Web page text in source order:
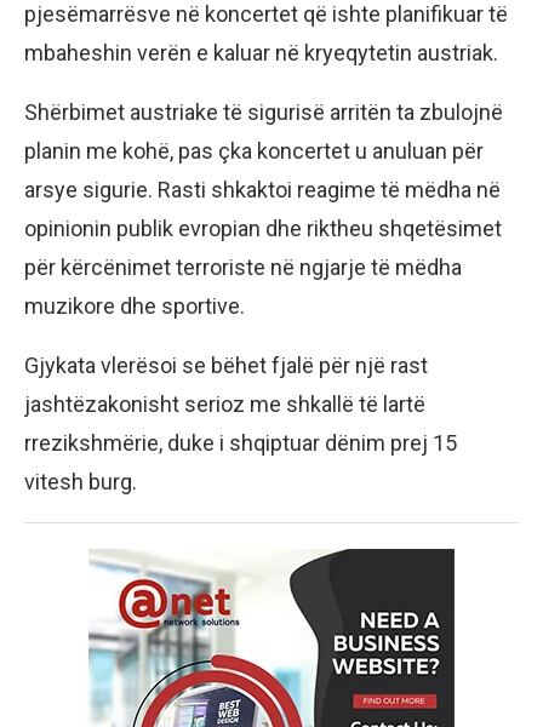
pjesëmarrësve në koncertet që ishte planifikuar të
mbaheshin verën e kaluar në kryeqytetin austriak.
Shërbimet austriake të sigurisë arritën ta zbulojnë
planin me kohë, pas çka koncertet u anuluan për
arsye sigurie. Rasti shkaktoi reagime të mëdha në
opinionin publik evropian dhe riktheu shqetësimet
për kërcënimet terroriste në ngjarje të mëdha
muzikore dhe sportive.
Gjykata vlerësoi se bëhet fjalë për një rast
jashtëzakonisht serioz me shkallë të lartë
rrezikshmërie, duke i shqiptuar dënim prej 15
vitesh burg.